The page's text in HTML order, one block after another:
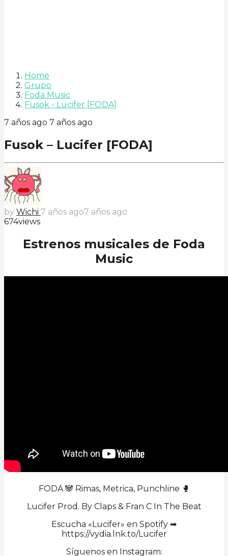
Home
Grupo
Foda Music
Fusok - Lucifer [FODA]
7 años ago 7 años ago
Fusok – Lucifer [FODA]
by Wichi 7 años ago7 años ago
674views
Estrenos musicales de Foda
Music
FODA 🐼 Rimas, Metrica, Punchline 🥊
Lucifer Prod. By Claps & Fran C In The Beat
Escucha «Lucifer» en Spotify ➡
https://vydia.lnk.to/Lucifer
Síguenos en Instagram: